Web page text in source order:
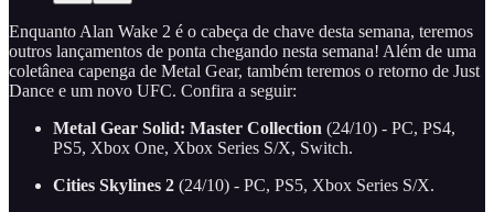
Enquanto Alan Wake 2 é o cabeça de chave desta semana, teremos
outros lançamentos de ponta chegando nesta semana! Além de uma
coletânea capenga de Metal Gear, também teremos o retorno de Just
Dance e um novo UFC. Confira a seguir:
Metal Gear Solid: Master Collection (24/10) - PC, PS4,
PS5, Xbox One, Xbox Series S/X, Switch.
Cities Skylines 2 (24/10) - PC, PS5, Xbox Series S/X.